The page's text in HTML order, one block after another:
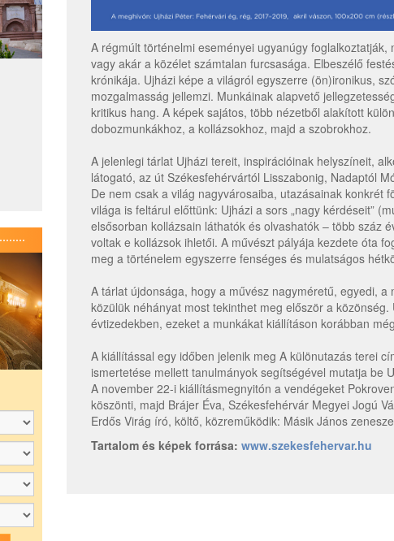
A régmúlt történelmi eseményei ugyanúgy
vagy akár a közélet számtalan furcsasága. Elbeszélő
krónikája. Ujházi képe a világról egyszerre (ön)ironikus,
mozgalmasság jellemzi. Munkáinak alapvető
kritikus hang. A képek sajátos, több nézetből alakított
dobozmunkákhoz, a kollázsokhoz, majd a szobrokhoz.
A jelenlegi tárlat Ujházi tereit, inspirációinak helyszíneit,
látogató, az út Székesfehérvártól Lisszabonig, Nadaptól
De nem csak a világ nagyvárosaiba, utazásainak konkrét
világa is feltárul előttünk: Ujházi a sors „nagy kérdéseit”
elsősorban kollázsain láthatók és olvashatók – több száz
voltak e kollázsok ihletői. A művészt pályája kezdete óta
meg a történelem egyszerre fenséges és mulatságos
A tárlat újdonsága, hogy a művész nagyméretű, egyedi,
közülük néhányat most tekinthet meg először a
évtizedekben, ezeket a munkákat kiállításon korábban
A kiállítással egy időben jelenik meg A különutazás terei
ismertetése mellett tanulmányok segítségével mutatja be
A november 22-i kiállításmegnyitón a vendégeket
köszönti, majd Brájer Éva, Székesfehérvár Megyei Jogú
Erdős Virág író, költő, közreműködik: Másik János
Tartalom és képek forrása: www.szekesfehervar.hu